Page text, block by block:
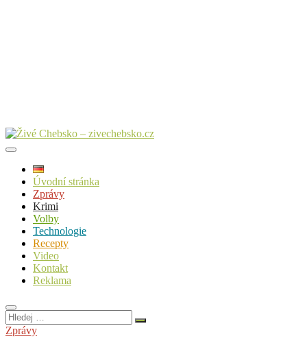
Úvodní stránka
Zprávy
Krimi
Volby
Technologie
Recepty
Video
Kontakt
Reklama
Hledej
…
Zprávy